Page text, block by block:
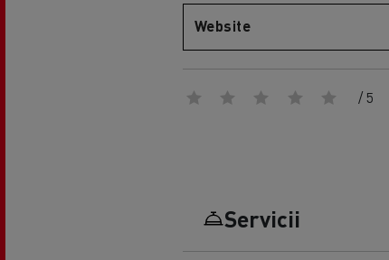
Website
/ 5
Servicii